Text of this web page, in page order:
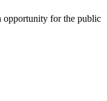
opportunity for the public